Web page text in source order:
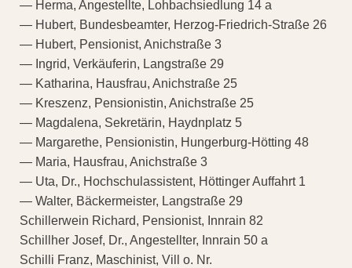
— Herma, Angestellte, Lohbachsiedlung 14 a
— Hubert, Bundesbeamter, Herzog-Friedrich-Straße 26
— Hubert, Pensionist, Anichstraße 3
— Ingrid, Verkäuferin, Langstraße 29
— Katharina, Hausfrau, Anichstraße 25
— Kreszenz, Pensionistin, Anichstraße 25
— Magdalena, Sekretärin, Haydnplatz 5
— Margarethe, Pensionistin, Hungerburg-Hötting 48
— Maria, Hausfrau, Anichstraße 3
— Uta, Dr., Hochschulassistent, Höttinger Auffahrt 1
— Walter, Bäckermeister, Langstraße 29
Schillerwein Richard, Pensionist, Innrain 82
Schillher Josef, Dr., Angestellter, Innrain 50 a
Schilli Franz, Maschinist, Vill o. Nr.